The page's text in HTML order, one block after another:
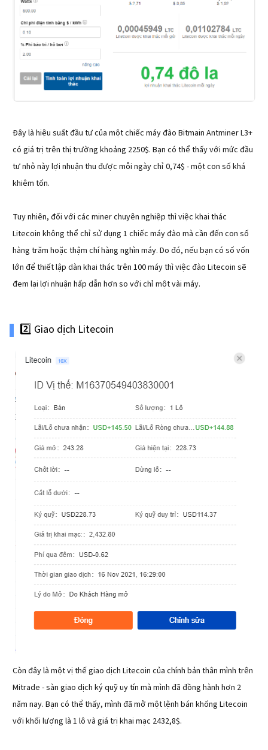
Đây là hiệu suất đầu tư của một chiếc máy đào Bitmain Antminer L3+
có giá trị trên thị trường khoảng 2250$. Bạn có thể thấy với mức đầu
tư nhỏ này lợi nhuận thu được mỗi ngày chỉ 0,74$ - một con số khá
khiêm tốn.
Tuy nhiên, đối với các miner chuyên nghiệp thì việc khai thác
Litecoin không thể chỉ sử dụng 1 chiếc máy đào mà cần đến con số
hàng trăm hoặc thậm chí hàng nghìn máy. Do đó, nếu bạn có số vốn
lớn để thiết lập dàn khai thác trên 100 máy thì việc đào Litecoin sẽ
đem lại lợi nhuận hấp dẫn hơn so với chỉ một vài máy.
2️⃣ Giao dịch Litecoin
Còn đây là một vị thế giao dịch Litecoin của chính bản thân mình trên
Mitrade - sàn giao dịch ký quỹ uy tín mà mình đã đồng hành hơn 2
năm nay. Bạn có thể thấy, mình đã mở một lệnh bán khống Litecoin
với khối lượng là 1 lô và giá trị khai mạc 2432,8$.